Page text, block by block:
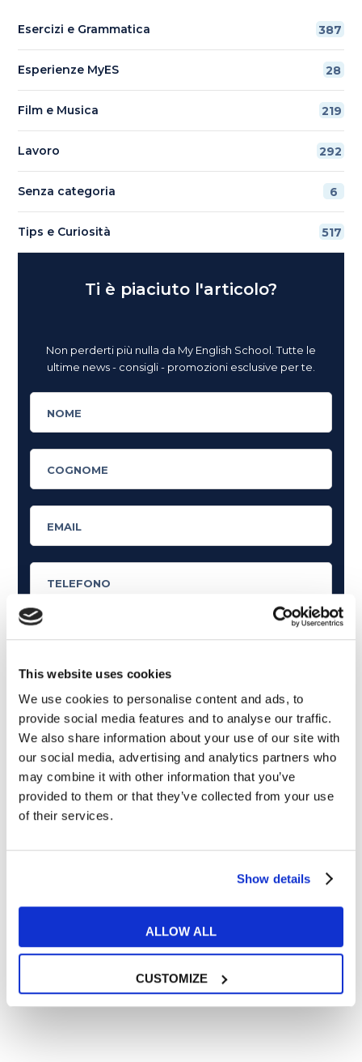
This website uses cookies
We use cookies to personalise content and ads, to
provide social media features and to analyse our traffic.
We also share information about your use of our site with
our social media, advertising and analytics partners who
may combine it with other information that you’ve
provided to them or that they’ve collected from your use
of their services.
Show details
ALLOW ALL
CUSTOMIZE
Esercizi e Grammatica 387
Esperienze MyES 28
Film e Musica 219
Lavoro 292
Senza categoria 6
Tips e Curiosità 517
Ti è piaciuto l'articolo?
Non perderti più nulla da My English School. Tutte le
ultime news - consigli - promozioni esclusive per te.
Articoli dedicati alla grammatica inglese
Articoli dedicati a inglese nel mondo del lavoro
Articoli con tips e new sulla lingua inglese
Articoli divertenti su film e musica
In quanto di età superiore ai 16 anni, dichiaro di acconsentire
al trattamento dei miei dati personali in conformità
** le sedi contrassegnate con * offrono sempre solo corsi online
RICHIEDI INFORMAZIONI